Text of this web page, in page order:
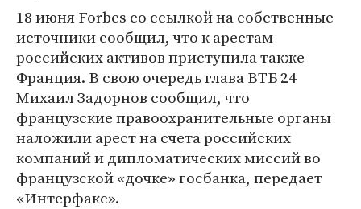
18 июня Forbes со ссылкой на собственные
источники сообщил, что к арестам
российских активов приступила также
Франция. В свою очередь глава ВТБ 24
Михаил Задорнов сообщил, что
французские правоохранительные органы
наложили арест на счета российских
компаний и дипломатических миссий во
французской «дочке» госбанка, передает
«Интерфакс».